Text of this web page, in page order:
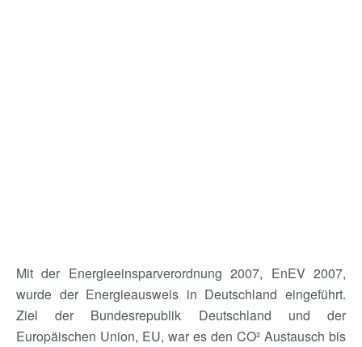
Mit der Energieeinsparverordnung 2007, EnEV 2007,
wurde der Energieausweis in Deutschland eingeführt.
Ziel der Bundesrepublik Deutschland und der
Europäischen Union, EU, war es den CO² Austausch bis